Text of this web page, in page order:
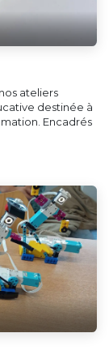
ateliers
destinée à
Encadrés